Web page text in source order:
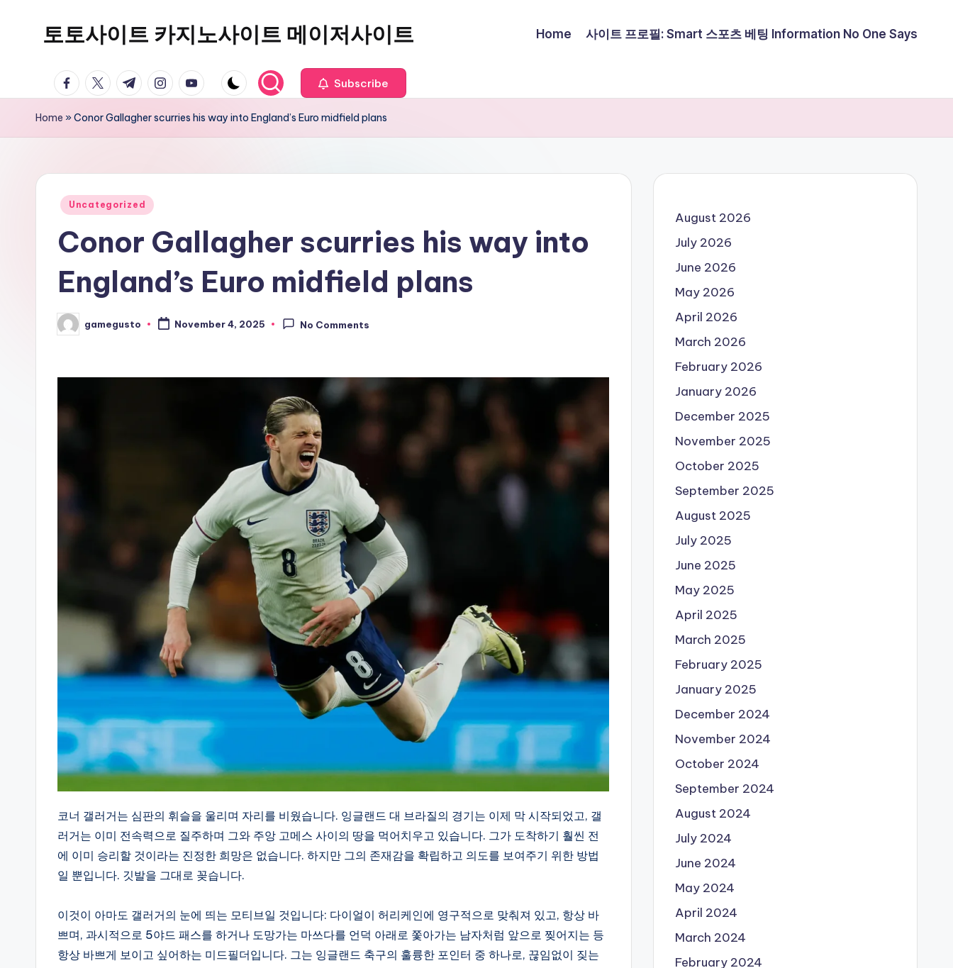
토토사이트 카지노사이트 메이저사이트 Home 사이트 프로필: Smart 스포츠 베팅 Information No One Says
facebook.com
twitter.com
t.me instagram.com
youtube.com Subscribe
Home »Conor Gallagher scurries his way into England’s Euro midfield plans
Posted
Uncategorized
Conor Gallagher scurries his way into
England’s Euro midfield plans
Posted
by
gamegusto November 4, 2025 No Comments
코너 갤러거는 심판의 휘슬을 울리며 자리를 비웠습니다. 잉글랜드 대 브라질의 경기는 이제 막 시작되었고, 갤
러거는 이미 전속력으로 질주하며 그와 주앙 고메스 사이의 땅을 먹어치우고 있습니다. 그가 도착하기 훨씬 전
에 이미 승리할 것이라는 진정한 희망은 없습니다. 하지만 그의 존재감을 확립하고 의도를 보여주기 위한 방법
일 뿐입니다. 깃발을 그대로 꽂습니다.
이것이 아마도 갤러거의 눈에 띄는 모티브일 것입니다: 다이얼이 허리케인에 영구적으로 맞춰져 있고, 항상 바
쁘며, 과시적으로 5야드 패스를 하거나 도망가는 마쓰다를 언덕 아래로 쫓아가는 남자처럼 앞으로 찢어지는 등
항상 바쁘게 보이고 싶어하는 미드필더입니다. 그는 잉글랜드 축구의 훌륭한 포인터 중 하나로, 끊임없이 짖는
August 2026
July 2026
June 2026
May 2026
April 2026
March 2026
February 2026
January 2026
December 2025
November 2025
October 2025
September 2025
August 2025
July 2025
June 2025
May 2025
April 2025
March 2025
February 2025
January 2025
December 2024
November 2024
October 2024
September 2024
August 2024
July 2024
June 2024
May 2024
April 2024
March 2024
February 2024